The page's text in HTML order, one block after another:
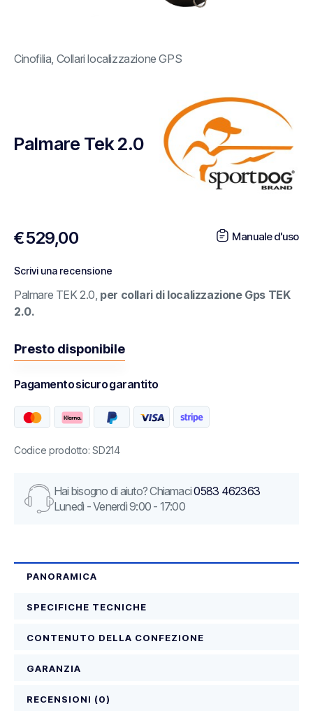
Cinofilia Collari localizzazione GPS
Palmare Tek 2.0
€529,00 Manuale d'uso
Scrivi una recensione
Palmare TEK 2.0, per collari di localizzazione Gps TEK
2.0.
Presto disponibile
Pagamento sicuro garantito
Codice prodotto: SD214
Hai bisogno di aiuto? Chiamaci0583 462363
Lunedì - Venerdì 9:00 - 17:00
PANORAMICA
SPECIFICHE TECNICHE
CONTENUTO DELLA CONFEZIONE
GARANZIA
RECENSIONI (0)